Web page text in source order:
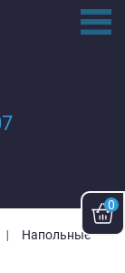
0
Напольные